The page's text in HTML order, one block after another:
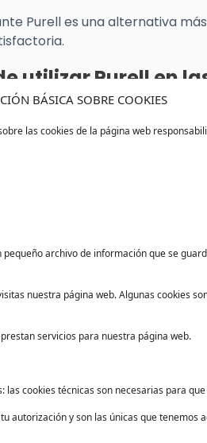
BÁSICA SOBRE COOKIES
las cookies de la página web
archivo de información que se
nuestra página web. Algunas cookies
servicios para nuestra página web.
las cookies técnicas son necesarias para
autorización y son las únicas que tenemos
Purell es una alternativa
utilizarPurell en
hasta el 99,9% delos gérmenes
el riesgodesufriralergias.
problemas derivados del
nuestra infografía sobre
de servicio haciendo clicaquí.
Ayuda